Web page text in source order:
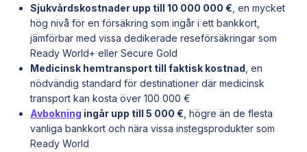
Sjukvårdskostnader upp till 10 000 000 € , en mycket
hög nivå för en försäkring som ingår i ett bankkort,
jämförbar med vissa dedikerade reseförsäkringar som
Ready World+ eller Secure Gold
Medicinsk hemtransport till faktisk kostnad , en
nödvändig standard för destinationer där medicinsk
transport kan kosta över 100 000 €
Avbokning ingår upp till 5 000 € , högre än de flesta
vanliga bankkort och nära vissa instegsprodukter som
Ready World